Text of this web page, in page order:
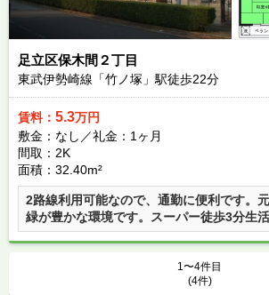
足立区保木間２丁目
東武伊勢崎線「竹ノ塚」駅徒歩22分
賃料： 5.3万円
敷金：なし／礼金：1ヶ月
間取：2K
面積：32.40m²
2路線利用可能なので、通勤に便利です。元
緑が豊かな環境です。スーパー徒歩3分生活
1〜4件目
(4件)